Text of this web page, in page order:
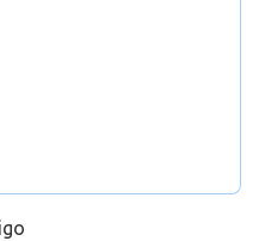
Aluno?
o boleto